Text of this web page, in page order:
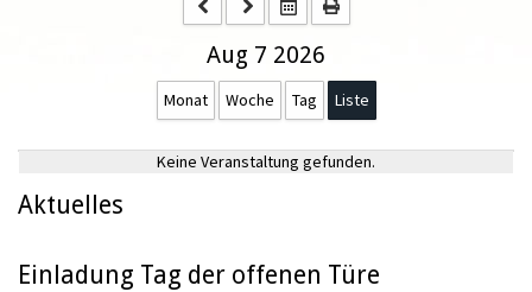
Aug 7 2026
Monat Woche Tag Liste
Keine Veranstaltung gefunden.
Aktuelles
Einladung Tag der offenen Türe